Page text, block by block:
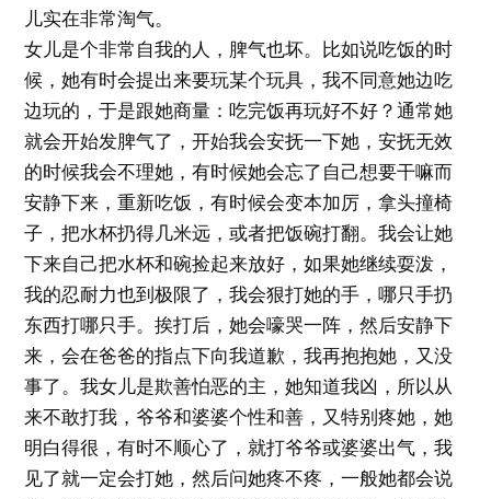
儿实在非常淘气。
女儿是个非常自我的人，脾气也坏。比如说吃饭的时
候，她有时会提出来要玩某个玩具，我不同意她边吃
边玩的，于是跟她商量：吃完饭再玩好不好？通常她
就会开始发脾气了，开始我会安抚一下她，安抚无效
的时候我会不理她，有时候她会忘了自己想要干嘛而
安静下来，重新吃饭，有时候会变本加厉，拿头撞椅
子，把水杯扔得几米远，或者把饭碗打翻。我会让她
下来自己把水杯和碗捡起来放好，如果她继续耍泼，
我的忍耐力也到极限了，我会狠打她的手，哪只手扔
东西打哪只手。挨打后，她会嚎哭一阵，然后安静下
来，会在爸爸的指点下向我道歉，我再抱抱她，又没
事了。我女儿是欺善怕恶的主，她知道我凶，所以从
来不敢打我，爷爷和婆婆个性和善，又特别疼她，她
明白得很，有时不顺心了，就打爷爷或婆婆出气，我
见了就一定会打她，然后问她疼不疼，一般她都会说